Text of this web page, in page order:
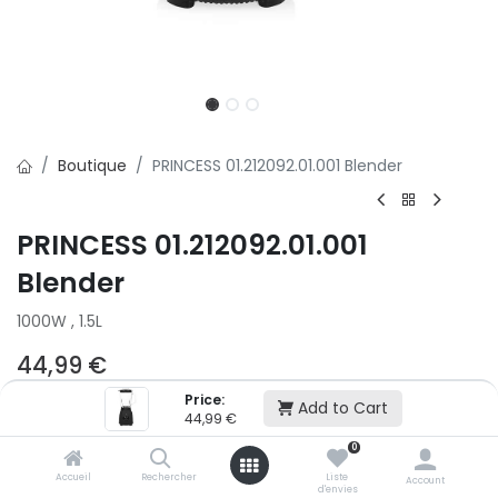
Price:
44,99 € Add to Cart
Accueil Rechercher
0
Liste
d'envies
Account
Boutique PRINCESS 01.212092.01.001 Blender
PRINCESS 01.212092.01.001
Blender
1000W , 1.5L
44,99 €
Ajouter au panier